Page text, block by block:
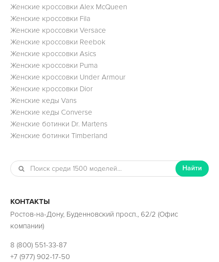
Женские кроссовки Alex McQueen
Женские кроссовки Fila
Женские кроссовки Versace
Женские кроссовки Reebok
Женские кроссовки Asics
Женские кроссовки Puma
Женские кроссовки Under Armour
Женские кроссовки Dior
Женские кеды Vans
Женские кеды Converse
Женские ботинки Dr. Martens
Женские ботинки Timberland
Найти
КОНТАКТЫ
Ростов-на-Дону, Буденновский просп., 62/2 (Офис
компании)
8 (800) 551-33-87
+7 (977) 902-17-50